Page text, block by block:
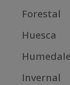
Forestal
Huesca
Invernal